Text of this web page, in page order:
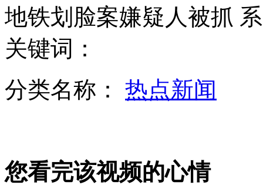
地铁划脸案嫌疑人被抓
关键词：
分类名称： 热点新闻
您看完该视频的心情